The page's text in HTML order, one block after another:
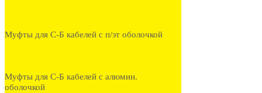
Муфты для С-Б кабелей с п/эт оболочкой
Муфты для С-Б кабелей с алюмин.
оболочкой